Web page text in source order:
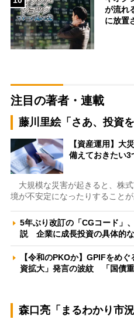
が流れ
に放置
注目の著者・連載
藤川里絵「さあ、投資
【資産運用】大
備えておきたい
大規模な災害が起きると、株
境が不安定になったりすること
5年ぶり改訂の「CGコード」
説 企業に成長投資の具体的
【令和のPKOか】GPIFをめ
資拡大」発言の波紋 「国債
森口亮「まるわかり市況